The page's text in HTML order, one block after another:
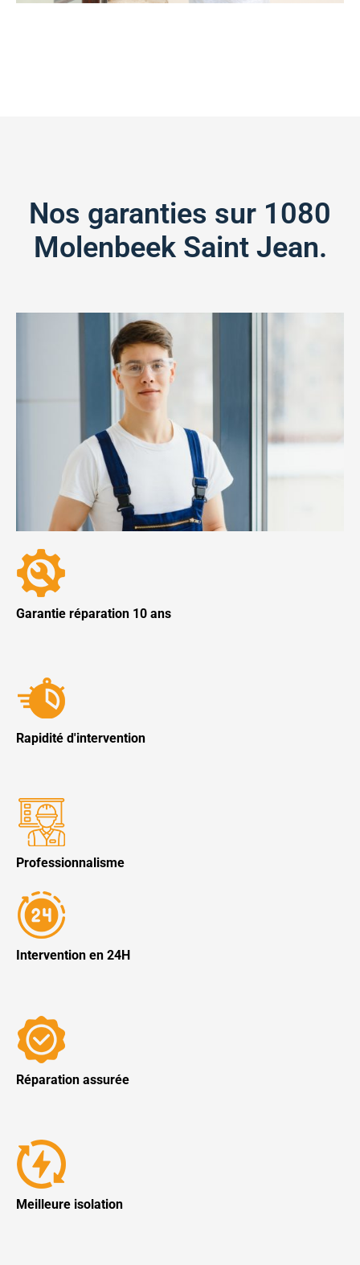
Nos garanties sur 1080
Molenbeek Saint Jean.
Garantie réparation 10 ans
Rapidité d'intervention
Professionnalisme
Intervention en 24H
Réparation assurée
Meilleure isolation